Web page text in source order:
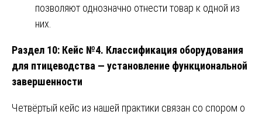
позволяют однозначно отнести товар к одной из
них.
Раздел 10: Кейс №4. Классификация оборудования
для птицеводства — установление функциональной
завершенности
Четвёртый кейс из нашей практики связан со спором о